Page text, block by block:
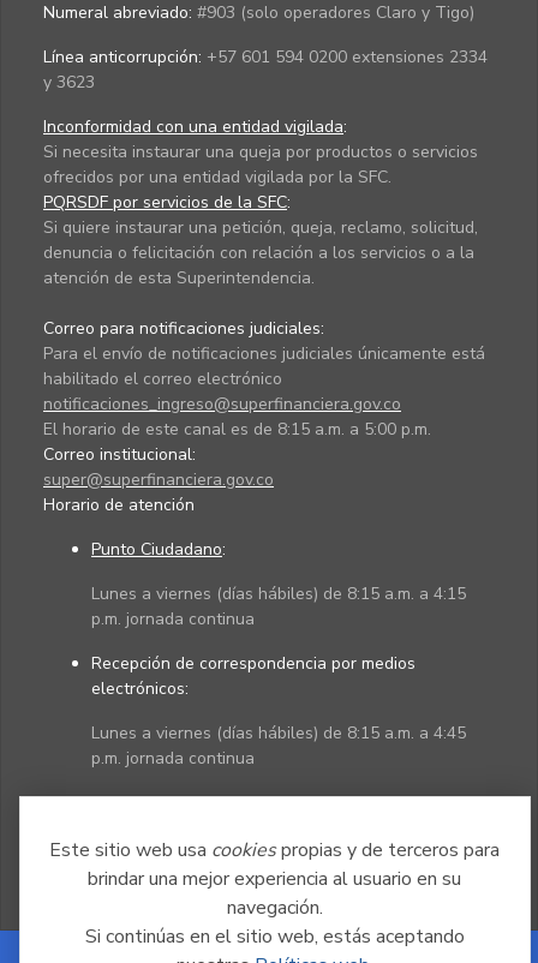
Este sitio web usa cookiespropias y de terceros para
brindar una mejor experiencia al usuario en su
navegación.
Si continúas en el sitio web, estás aceptando
Numeral abreviado: #903 (solo operadores Claro y Tigo)
Línea anticorrupción: +57 601 594 0200 extensiones 2334
y 3623
Inconformidad con una entidad vigilada:
Si necesita instaurar una queja por productos o servicios
ofrecidos por una entidad vigilada por la SFC.
PQRSDF por servicios de la SFC:
Si quiere instaurar una petición, queja, reclamo, solicitud,
denuncia o felicitación con relación a los servicios o a la
atención de esta Superintendencia.
Correo para notificaciones judiciales:
Para el envío de notificaciones judiciales únicamente está
habilitado el correo electrónico
notificaciones_ingreso@superfinanciera.gov.co
El horario de este canal es de 8:15 a.m. a 5:00 p.m.
Correo institucional:
super@superfinanciera.gov.co
Horario de atención
Punto Ciudadano:
Lunes a viernes (días hábiles) de 8:15 a.m. a 4:15
p.m. jornada continua
Recepción de correspondencia por medios
electrónicos:
Lunes a viernes (días hábiles) de 8:15 a.m. a 4:45
p.m. jornada continua